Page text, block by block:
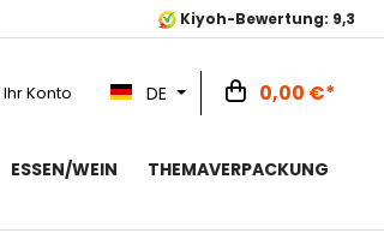
Kiyoh-Bewertung: 9,3
Ihr Konto DE 0,00 €*
ESSEN/WEIN
THEMAVERPACKUNG